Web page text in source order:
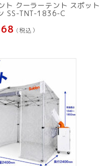
ト クーラーテント スポット
SS-TNT-1836-C
(税込）